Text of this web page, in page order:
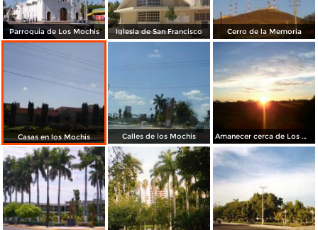
Parroquia de Los Mochis Iglesia de San Francisco Cerro de la Memoria
Casas en los Mochis Calles de los Mochis Amanecer cerca de Los Mochis